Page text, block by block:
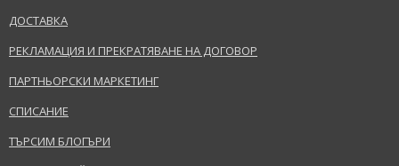
ДОСТАВКА
РЕКЛАМАЦИЯ И ПРЕКРАТЯВАНЕ НА ДОГОВОР
ПАРТНЬОРСКИ МАРКЕТИНГ
СПИСАНИЕ
ТЪРСИМ БЛОГЪРИ